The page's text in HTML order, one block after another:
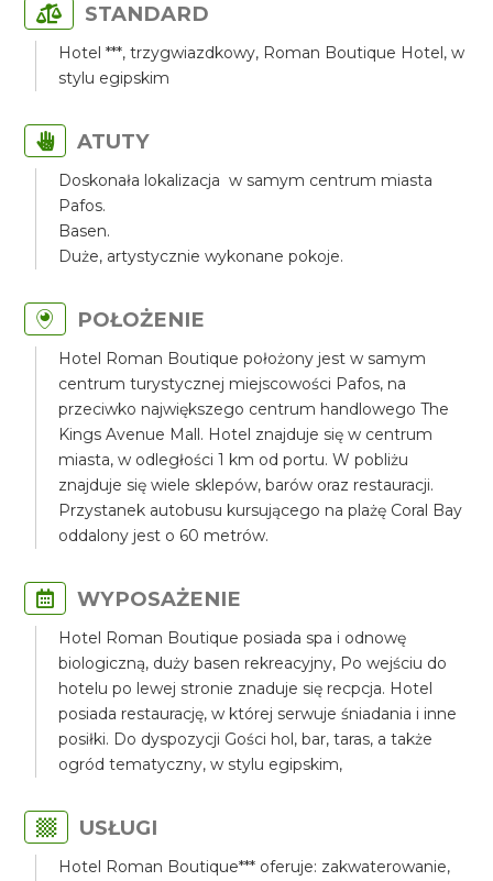
STANDARD
Hotel ***, trzygwiazdkowy, Roman Boutique Hotel, w
stylu egipskim
ATUTY
Doskonała lokalizacja w samym centrum miasta
Pafos.
Basen.
Duże, artystycznie wykonane pokoje.
POŁOŻENIE
Hotel Roman Boutique położony jest w samym
centrum turystycznej miejscowości Pafos, na
przeciwko największego centrum handlowego The
Kings Avenue Mall. Hotel znajduje się w centrum
miasta, w odległości 1 km od portu. W pobliżu
znajduje się wiele sklepów, barów oraz restauracji.
Przystanek autobusu kursującego na plażę Coral Bay
oddalony jest o 60 metrów.
WYPOSAŻENIE
Hotel Roman Boutique posiada spa i odnowę
biologiczną, duży basen rekreacyjny, Po wejściu do
hotelu po lewej stronie znaduje się recpcja. Hotel
posiada restaurację, w której serwuje śniadania i inne
posiłki. Do dyspozycji Gości hol, bar, taras, a także
ogród tematyczny, w stylu egipskim,
USŁUGI
Hotel Roman Boutique*** oferuje: zakwaterowanie,